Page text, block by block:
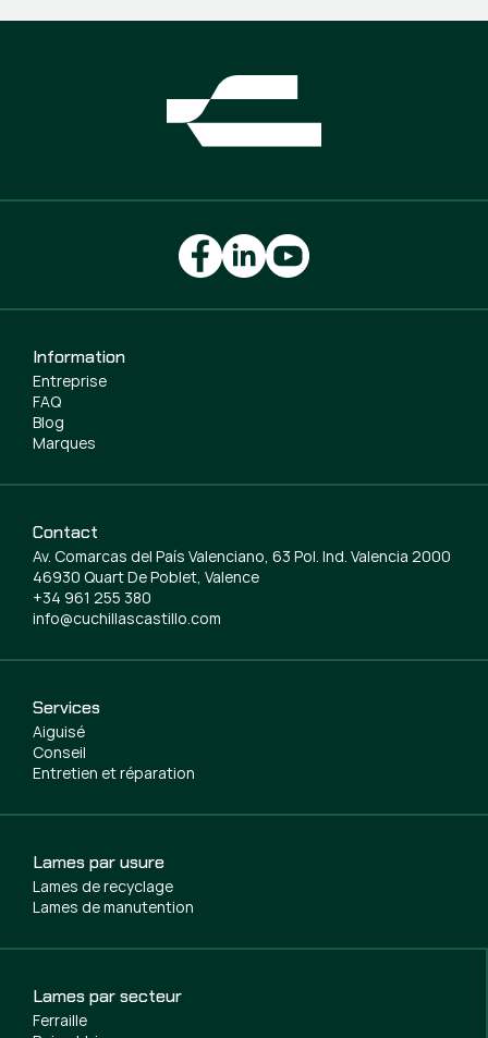
Services
Aiguisé
Conseil
Entretien et réparation
Lames par usure
Lames de recyclage
Lames de manutention
Lames par secteur
Ferraille
Information
Entreprise
FAQ
Blog
Marques
Contact
Av. Comarcas del País Valenciano, 63 Pol. Ind. Valencia 2000
46930 Quart De Poblet, Valence
+34 961 255 380
info@cuchillascastillo.com